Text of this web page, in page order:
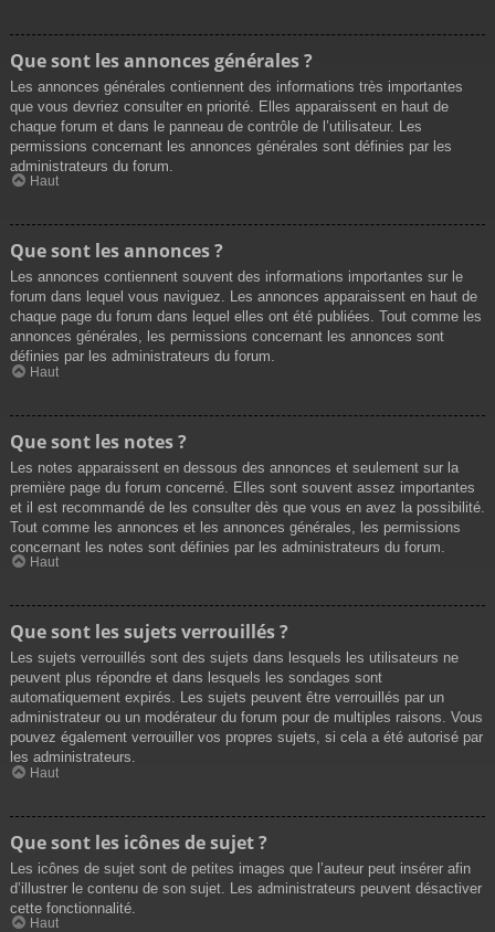
Que sont les annonces générales ?
Les annonces générales contiennent des informations très importantes
que vous devriez consulter en priorité. Elles apparaissent en haut de
chaque forum et dans le panneau de contrôle de l’utilisateur. Les
permissions concernant les annonces générales sont définies par les
administrateurs du forum.
Haut
Que sont les annonces ?
Les annonces contiennent souvent des informations importantes sur le
forum dans lequel vous naviguez. Les annonces apparaissent en haut de
chaque page du forum dans lequel elles ont été publiées. Tout comme les
annonces générales, les permissions concernant les annonces sont
définies par les administrateurs du forum.
Haut
Que sont les notes ?
Les notes apparaissent en dessous des annonces et seulement sur la
première page du forum concerné. Elles sont souvent assez importantes
et il est recommandé de les consulter dès que vous en avez la possibilité.
Tout comme les annonces et les annonces générales, les permissions
concernant les notes sont définies par les administrateurs du forum.
Haut
Que sont les sujets verrouillés ?
Les sujets verrouillés sont des sujets dans lesquels les utilisateurs ne
peuvent plus répondre et dans lesquels les sondages sont
automatiquement expirés. Les sujets peuvent être verrouillés par un
administrateur ou un modérateur du forum pour de multiples raisons. Vous
pouvez également verrouiller vos propres sujets, si cela a été autorisé par
les administrateurs.
Haut
Que sont les icônes de sujet ?
Les icônes de sujet sont de petites images que l’auteur peut insérer afin
d’illustrer le contenu de son sujet. Les administrateurs peuvent désactiver
cette fonctionnalité.
Haut